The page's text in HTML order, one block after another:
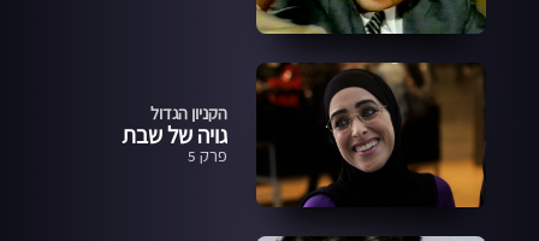
הקניון הגדול
גויה של שבת
פרק 5